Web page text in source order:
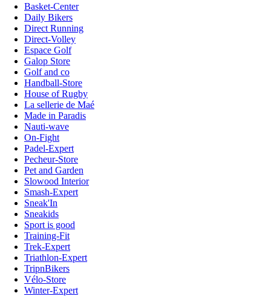
Basket-Center
Daily Bikers
Direct Running
Direct-Volley
Espace Golf
Galop Store
Golf and co
Handball-Store
House of Rugby
La sellerie de Maé
Made in Paradis
Nauti-wave
On-Fight
Padel-Expert
Pecheur-Store
Pet and Garden
Slowood Interior
Smash-Expert
Sneak'In
Sneakids
Sport is good
Training-Fit
Trek-Expert
Triathlon-Expert
TripnBikers
Vélo-Store
Winter-Expert